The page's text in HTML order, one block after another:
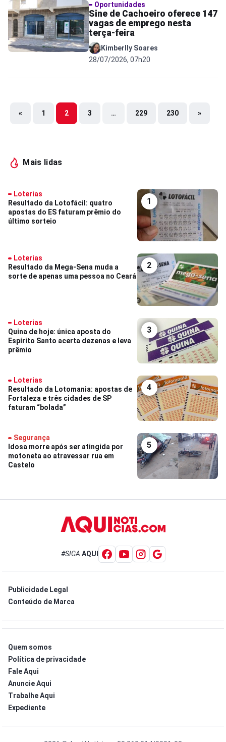
Oportunidades
Sine de Cachoeiro oferece 147
vagas de emprego nesta
terça-feira
Kimberlly Soares
28/07/2026, 07h20
Mais lidas
1
Loterias
Resultado da Lotofácil: quatro
apostas do ES faturam prêmio do
último sorteio
2
Loterias
Resultado da Mega-Sena muda a
sorte de apenas uma pessoa no Ceará
3
Loterias
Quina de hoje: única aposta do
Espírito Santo acerta dezenas e leva
prêmio
4
Loterias
Resultado da Lotomania: apostas de
Fortaleza e três cidades de SP
faturam “bolada”
5
Segurança
Idosa morre após ser atingida por
motoneta ao atravessar rua em
Castelo
« 1 2 3 … 229 230 »
#SIGA AQUI
Publicidade Legal
Conteúdo de Marca
Quem somos
Política de privacidade
Fale Aqui
Anuncie Aqui
Trabalhe Aqui
Expediente